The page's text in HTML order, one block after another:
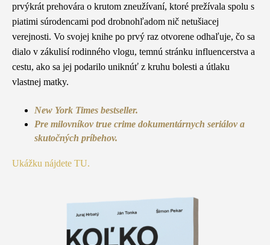
prvýkrát prehovára o krutom zneužívaní, ktoré prežívala spolu s
piatimi súrodencami pod drobnohľadom nič netušiacej
verejnosti. Vo svojej knihe po prvý raz otvorene odhaľuje, čo sa
dialo v zákulisí rodinného vlogu, temnú stránku influencerstva a
cestu, ako sa jej podarilo uniknúť z kruhu bolesti a útlaku
vlastnej matky.
New York Times bestseller.
Pre milovníkov true crime dokumentárnych seriálov a
skutočných príbehov.
Ukážku nájdete TU.